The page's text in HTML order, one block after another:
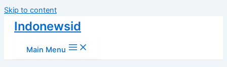
Skip to content
Indonewsid
Main Menu